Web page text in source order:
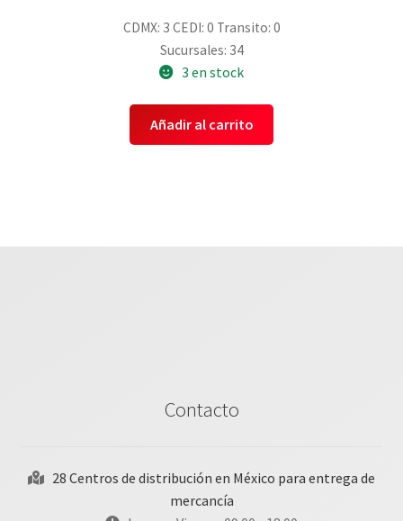
CDMX: 3 CEDI: 0 Transito: 0
Sucursales: 34
3 en stock
Añadir al carrito
Contacto
28 Centros de distribución en México para entrega de
mercancía